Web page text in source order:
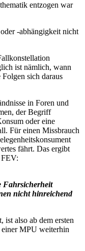
entzogen war
-abhängigkeit nicht
ist nämlich, wann
sich daraus
in Foren und
der Begriff
oder eine
Für einen Missbrauch
fährt. Das ergibt
Fahrsicherheit
nicht hinreichend
ist also ab dem ersten
MPU weiterhin